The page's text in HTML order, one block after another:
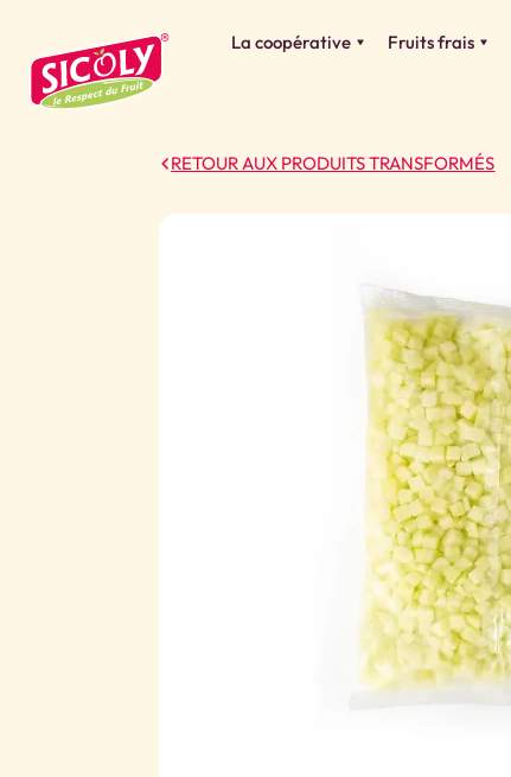
La coopérative Fruits frais
RETOUR AUX PRODUITS TRANSFORMÉS